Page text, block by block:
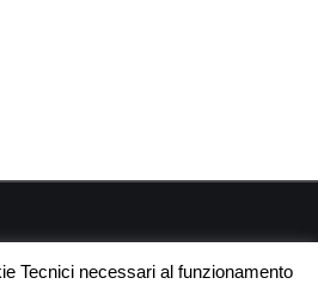
Tecnici necessari al funzionamento